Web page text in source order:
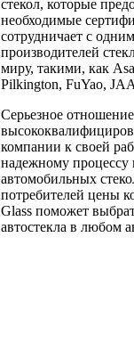
стекол, которые
необходимые
сотрудничает с
производителей
миру, такими, как
Pilkington, FuYao,
Серьезное отношение
компании к своей
надежному процессу
автомобильных
потребителей цены
Glass поможет
автостекла в любом